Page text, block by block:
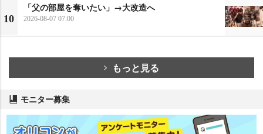
10
「父の部屋を奪いたい」→大改造へ
2026-08-07 07:00
もっと見る
モニター募集